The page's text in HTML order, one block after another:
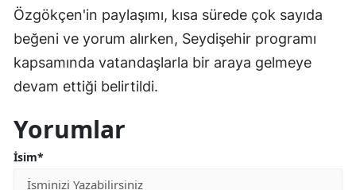
Konya
Kütahya
Malatya
Özgökçen'in paylaşımı, kısa sürede çok sayıda
beğeni ve yorum alırken, Seydişehir programı
kapsamında vatandaşlarla bir araya gelmeye
devam ettiği belirtildi.
Yorumlar
İsim*